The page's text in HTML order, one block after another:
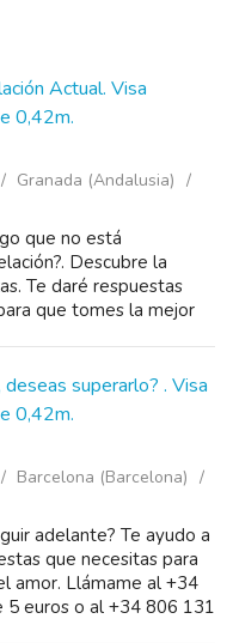
Actual. Visa
0,42m.
Granada (Andalusia)
que no está
Descubre la
Te daré respuestas
que tomes la mejor
superarlo? . Visa
0,42m.
Barcelona (Barcelona)
adelante? Te ayudo a
que necesitas para
amor. Llámame al +34
euros o al +34 806 131